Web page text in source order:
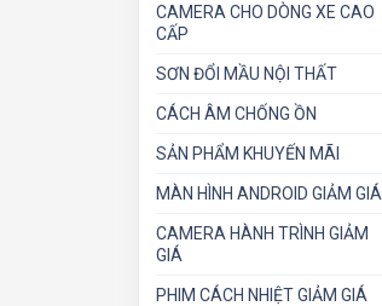
CAMERA CHO DÒNG XE CAO
CẤP
SƠN ĐỔI MẦU NỘI THẤT
CÁCH ÂM CHỐNG ỒN
SẢN PHẨM KHUYẾN MÃI
MÀN HÌNH ANDROID GIẢM GIÁ
CAMERA HÀNH TRÌNH GIẢM
GIÁ
PHIM CÁCH NHIỆT GIẢM GIÁ